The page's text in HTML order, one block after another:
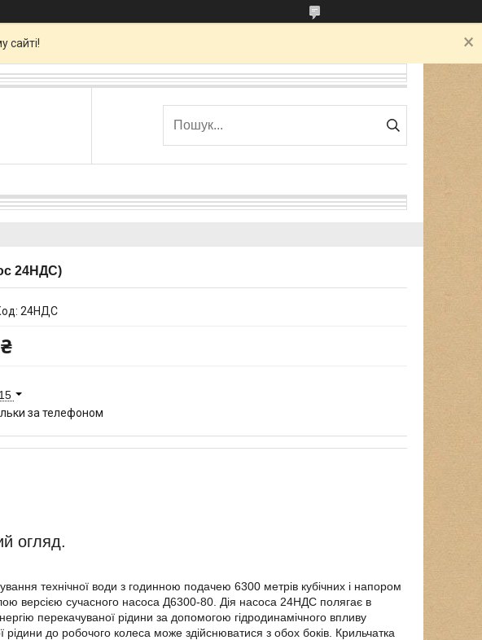
сайті!
24НДС)
24НДС
за телефоном
огляд.
технічної води з годинною подачею 6300 метрів кубічних і напором
версією сучасного насоса Д6300-80. Дія насоса 24НДС полягає в
перекачуваної рідини за допомогою гідродинамічного впливу
до робочого колеса може здійснюватися з обох боків. Крильчатка